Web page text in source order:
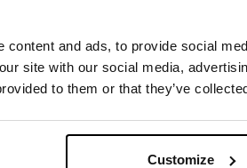
content and ads, to provide social
site with our social media,
to them or that they’ve
Customize
les gants Moose Hunter
du froid.